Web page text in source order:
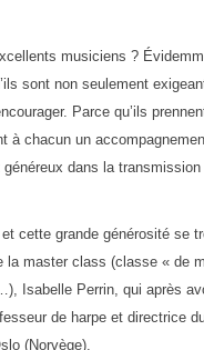
musiciens ?
sont non seulement
Parce qu’ils
à chacun un
généreux dans la
cette grande générosité se
la master class (classe « de
Isabelle Perrin, qui après
de harpe et directrice
(Norvège).